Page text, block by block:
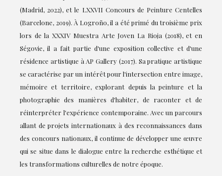
(Madrid, 2022), et le LXXVII Concours de Peinture Centelles
(Barcelone, 2019). À Logroño, il a été primé du troisième prix
lors de la XXXIV Muestra Arte Joven La Rioja (2018), et en
Ségovie, il a fait partie d'une exposition collective et d'une
résidence artistique à AP Gallery (2017). Sa pratique artistique
se caractérise par un intérêt pour l'intersection entre image,
mémoire et territoire, explorant depuis la peinture et la
photographie des manières d'habiter, de raconter et de
réinterpréter l'expérience contemporaine. Avec un parcours
allant de projets internationaux à des reconnaissances dans
des concours nationaux, il continue de développer une œuvre
qui se situe dans le dialogue entre la recherche esthétique et
les transformations culturelles de notre époque.